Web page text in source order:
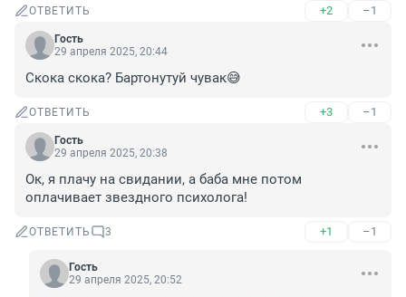
ОТВЕТИТЬ +2 –1
Гость
29 апреля 2025, 20:44
Скока скока? Бартонутуй чувак😅
ОТВЕТИТЬ +3 –1
Гость
29 апреля 2025, 20:38
Ок, я плачу на свидании, а баба мне потом
оплачивает звездного психолога!
ОТВЕТИТЬ 3 +1 –1
Гость
29 апреля 2025, 20:52